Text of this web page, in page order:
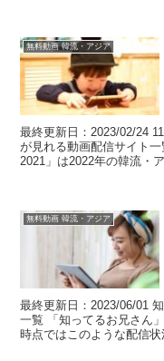
無料動画 韓流・アジア
最終更新日：2023/02/24
が見れる動画配信サイト
2021」は2022年の韓流・
無料動画 韓流・アジア
最終更新日：2023/06/01
一覧 「知ってるお兄さん
時点ではこのような配信